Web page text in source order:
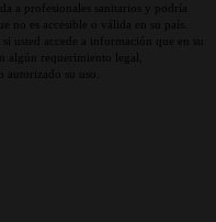
a profesionales sanitarios y podría
no es accesible o válida en su país.
usted accede a información que en su
algún requerimiento legal,
autorizado su uso.